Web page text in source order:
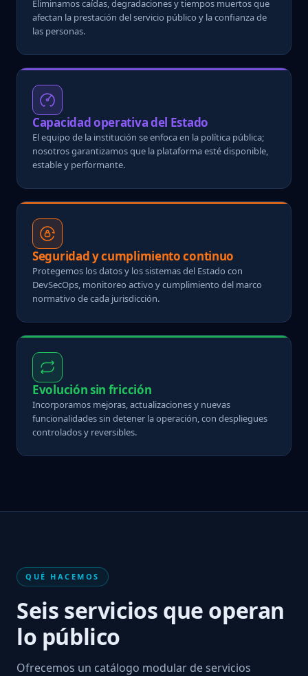
Eliminamos caídas, degradaciones y tiempos muertos que
afectan la prestación del servicio público y la confianza de
las personas.
Capacidad operativa del Estado
El equipo de la institución se enfoca en la política pública;
nosotros garantizamos que la plataforma esté disponible,
estable y performante.
Seguridad y cumplimiento continuo
Protegemos los datos y los sistemas del Estado con
DevSecOps, monitoreo activo y cumplimiento del marco
normativo de cada jurisdicción.
Evolución sin fricción
Incorporamos mejoras, actualizaciones y nuevas
funcionalidades sin detener la operación, con despliegues
controlados y reversibles.
QUÉ HACEMOS
Seis servicios que operan
lo público
Ofrecemos un catálogo modular de servicios